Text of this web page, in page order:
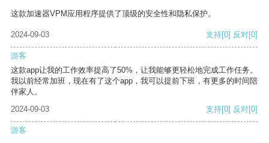
这款加速器VPM应用程序提供了顶级的安全性和隐私保护。
2024-09-03 支持[0] 反对[0]
游客
这款app让我的工作效率提高了50%，让我能够更轻松地完成工作任务。
我以前经常加班，现在有了这个app，我可以提前下班，有更多的时间陪
伴家人。
2024-09-03
支持[0] 反对[0]
游客